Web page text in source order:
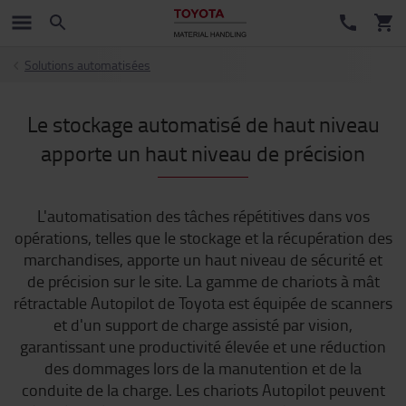
Solutions automatisées
Le stockage automatisé de haut niveau
apporte un haut niveau de précision
L'automatisation des tâches répétitives dans vos
opérations, telles que le stockage et la récupération des
marchandises, apporte un haut niveau de sécurité et
de précision sur le site. La gamme de chariots à mât
rétractable Autopilot de Toyota est équipée de scanners
et d'un support de charge assisté par vision,
garantissant une productivité élevée et une réduction
des dommages lors de la manutention et de la
conduite de la charge. Les chariots Autopilot peuvent